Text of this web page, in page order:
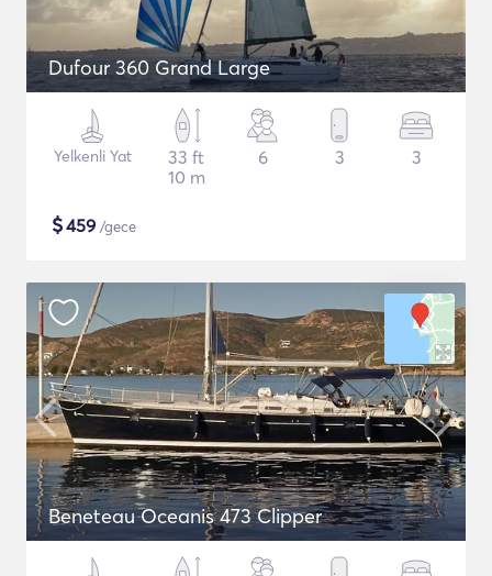
Dufour 360 Grand Large
Yelkenli Yat
33 ft
10 m
6 3 3
$459 /gece
Beneteau Oceanis 473 Clipper